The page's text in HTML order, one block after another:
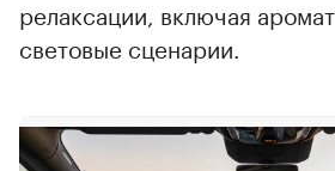
релаксации, включая
световые сценарии.